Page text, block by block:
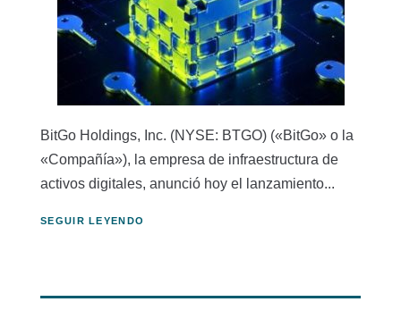
BitGo Holdings, Inc. (NYSE: BTGO) («BitGo» o la
«Compañía»), la empresa de infraestructura de
activos digitales, anunció hoy el lanzamiento...
SEGUIR LEYENDO